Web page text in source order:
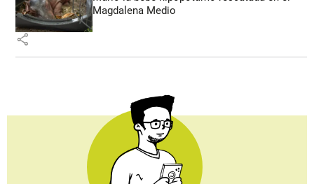
Magdalena Medio
share